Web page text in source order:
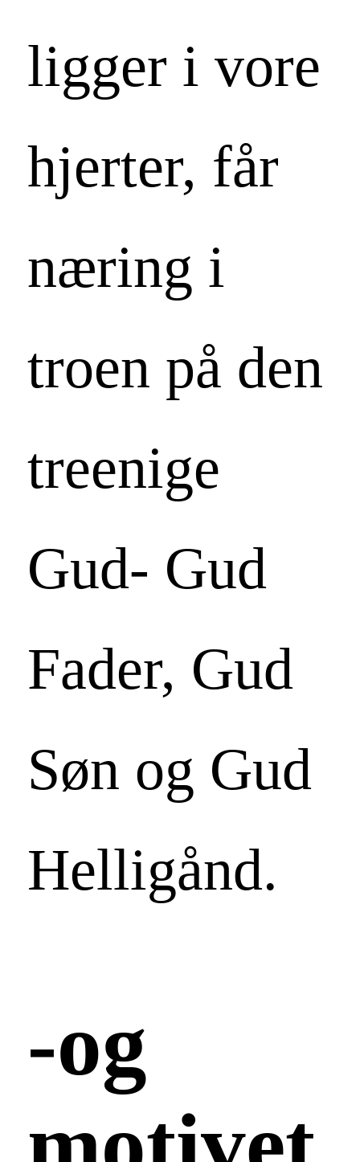
ligger i vore
hjerter, får
næring i
troen på den
treenige
Gud- Gud
Fader, Gud
Søn og Gud
Helligånd.
-og